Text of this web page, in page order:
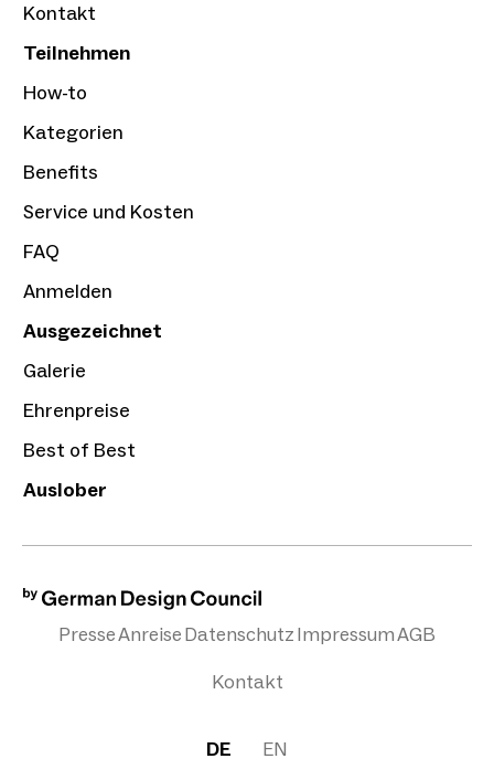
Kontakt
Teilnehmen
How-to
Kategorien
Benefits
Service und Kosten
FAQ
Anmelden
Ausgezeichnet
Galerie
Ehrenpreise
Best of Best
Auslober
PresseAnreiseDatenschutzImpressumAGB
Kontakt
DE EN